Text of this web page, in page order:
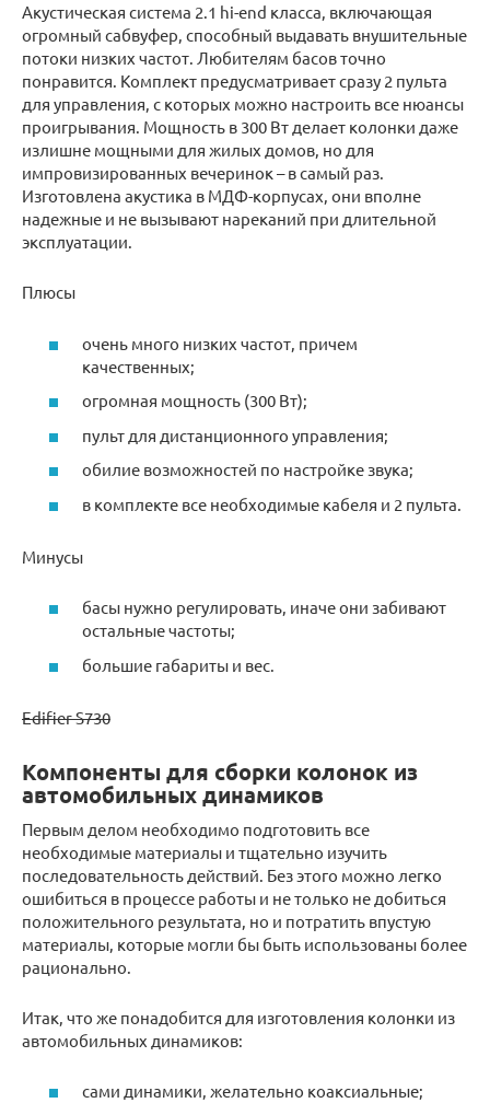
Акустическая система 2.1 hi-end класса, включающая
огромный сабвуфер, способный выдавать внушительные
потоки низких частот. Любителям басов точно
понравится. Комплект предусматривает сразу 2 пульта
для управления, с которых можно настроить все нюансы
проигрывания. Мощность в 300 Вт делает колонки даже
излишне мощными для жилых домов, но для
импровизированных вечеринок – в самый раз.
Изготовлена акустика в МДФ-корпусах, они вполне
надежные и не вызывают нареканий при длительной
эксплуатации.
Плюсы
очень много низких частот, причем
качественных;
огромная мощность (300 Вт);
пульт для дистанционного управления;
обилие возможностей по настройке звука;
в комплекте все необходимые кабеля и 2 пульта.
Минусы
басы нужно регулировать, иначе они забивают
остальные частоты;
большие габариты и вес.
Edifier S730
Компоненты для сборки колонок из
автомобильных динамиков
Первым делом необходимо подготовить все
необходимые материалы и тщательно изучить
последовательность действий. Без этого можно легко
ошибиться в процессе работы и не только не добиться
положительного результата, но и потратить впустую
материалы, которые могли бы быть использованы более
рационально.
Итак, что же понадобится для изготовления колонки из
автомобильных динамиков:
сами динамики, желательно коаксиальные;